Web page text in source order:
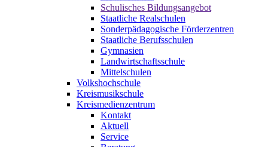
Schulisches Bildungsangebot
Staatliche Realschulen
Sonderpädagogische Förderzentren
Staatliche Berufsschulen
Gymnasien
Landwirtschaftsschule
Mittelschulen
Volkshochschule
Kreismusikschule
Kreismedienzentrum
Kontakt
Aktuell
Service